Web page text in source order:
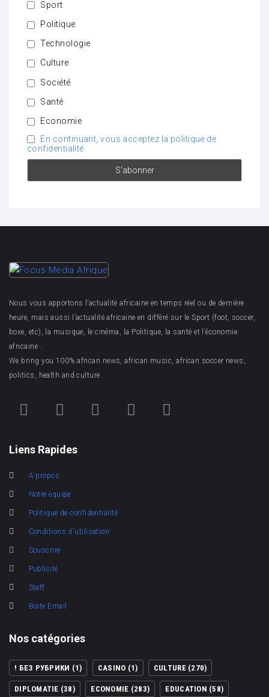
Sport
Politique
Technologie
Culture
Société
Santé
Economie
En continuant, vous acceptez la politique de
confidentialité
Nous vous apportons l’actualité africaine en temps réel ou de dernière
heure, mais aussi l’actualité africaine en différé sur le Sport (foot, soccer,
boxe, etc), la musique, le cinéma, la Politique, la santé et l’économie
africaine .
We bring you 100% african news, african music, african soccer news,
politics, health and culture.
Liens Rapides
A propos
Notre équipe
Politique de confidentialité
Conditions d'utilisation
Souscrire
Publicité
Staff
Boite Email
Nos catégories
! БЕЗ РУБРИКИ (1) CASINO (1) CULTURE(270)
DIPLOMATIE (38) ECONOMIE (283) EDUCATION (58)